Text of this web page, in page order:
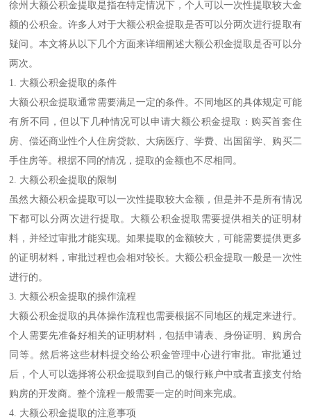
徐州大额公积金提取是指在特定情况下，个人可以一次性提取较大金
额的公积金。许多人对于大额公积金提取是否可以分两次进行提取有
疑问。本文将从以下几个方面来详细阐述大额公积金提取是否可以分
两次。
1. 大额公积金提取的条件
大额公积金提取通常需要满足一定的条件。不同地区的具体规定可能
有所不同，但以下几种情况可以申请大额公积金提取：购买首套住
房、偿还商业性个人住房贷款、大病医疗、学费、出国留学、购买二
手住房等。根据不同的情况，提取的金额也不尽相同。
2. 大额公积金提取的限制
虽然大额公积金提取可以一次性提取较大金额，但是并不是所有情况
下都可以分两次进行提取。大额公积金提取需要提供相关的证明材
料，并经过审批才能实现。如果提取的金额较大，可能需要提供更多
的证明材料，审批过程也会相对较长。大额公积金提取一般是一次性
进行的。
3. 大额公积金提取的操作流程
大额公积金提取的具体操作流程也需要根据不同地区的规定来进行。
个人需要先准备好相关的证明材料，包括申请表、身份证明、购房合
同等。然后将这些材料提交给公积金管理中心进行审批。审批通过
后，个人可以选择将公积金提取到自己的银行账户中或者直接支付给
购房的开发商。整个流程一般需要一定的时间来完成。
4. 大额公积金提取的注意事项